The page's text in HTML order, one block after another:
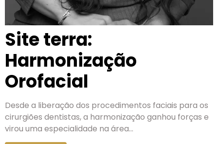
Site terra:
Harmonização
Orofacial
Desde a liberação dos procedimentos faciais para os
cirurgiões dentistas, a harmonização ganhou forças e
virou uma especialidade na área…